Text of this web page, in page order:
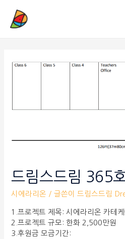
드림스드림 365
시에라리온 / 글쓴이드림스드림
1.프로젝트 제목: 시에라리온 카테
2.프로젝트 규모: 한화 2,500만원
3.후원금 모금기간: